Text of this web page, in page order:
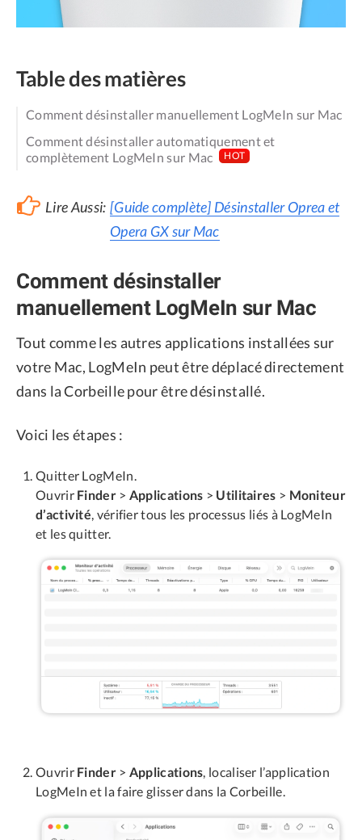
Table des matières
Comment désinstaller manuellement LogMeIn sur Mac
Comment désinstaller automatiquement et
complètement LogMeIn sur Mac
HOT
Lire Aussi: [Guide complète] Désinstaller Oprea et
Opera GX sur Mac
Comment désinstaller
manuellement LogMeIn sur Mac
Tout comme les autres applications installées sur
votre Mac, LogMeIn peut être déplacé directement
dans la Corbeille pour être désinstallé.
Voici les étapes :
Quitter LogMeIn.
Ouvrir Finder> Applications > Utilitaires > Moniteur
d’activité, vérifier tous les processus liés à LogMeIn
et les quitter.
Ouvrir Finder> Applications, localiser l’application
LogMeIn et la faire glisser dans la Corbeille.